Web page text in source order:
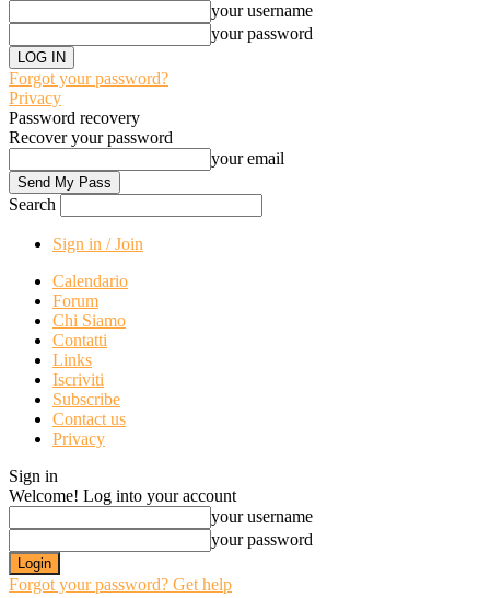
your username
your password
Forgot your password?
Privacy
Password recovery
Recover your password
your email
Search
Sign in / Join
Calendario
Forum
Chi Siamo
Contatti
Links
Iscriviti
Subscribe
Contact us
Privacy
Sign in
Welcome! Log into your account
your username
your password
Forgot your password? Get help